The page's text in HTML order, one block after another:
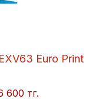
Euro Print
600 тг.